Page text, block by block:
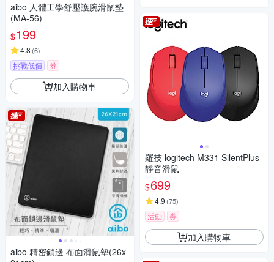
aibo 人體工學舒壓護腕滑鼠墊
(MA-56)
$199
4.8 (6)
挑戰低價 券
加入購物車
aibo 精密鎖邊 布面滑鼠墊(26x
羅技 logitech M331 SilentPlus
靜音滑鼠
$699
4.9 (75)
活動 券
加入購物車